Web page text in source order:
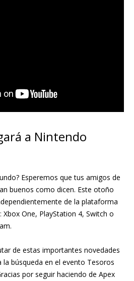
a Nintendo
Esperemos que tus amigos de
buenos como dicen. Este otoño
de la plataforma
One, PlayStation 4, Switch o
de estas importantes novedades
búsqueda en el evento Tesoros
por seguir haciendo de Apex